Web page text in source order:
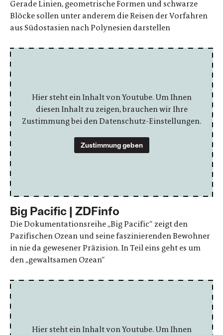
Gerade Linien, geometrische Formen und schwarze
Blöcke sollen unter anderem die Reisen der Vorfahren
aus Südostasien nach Polynesien darstellen
Hier steht ein Inhalt von Youtube. Um Ihnen
diesen Inhalt zu zeigen, brauchen wir Ihre
Zustimmung bei den Datenschutz-Einstellungen.
Zustimmung geben
Big Pacific | ZDFinfo
Die Dokumentationsreihe „Big Pacific“ zeigt den
Pazifischen Ozean und seine faszinierenden Bewohner
in nie da gewesener Präzision. In Teil eins geht es um
den „gewaltsamen Ozean“
Hier steht ein Inhalt von Youtube. Um Ihnen